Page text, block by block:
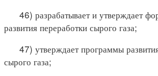
46) разрабатывает и утверждает
развития переработки сырого газа;
47) утверждает программы
сырого газа;